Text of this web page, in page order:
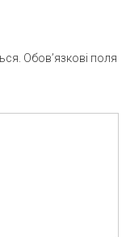
Обов’язкові поля